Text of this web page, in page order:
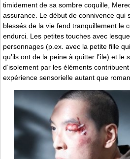
timidement de sa sombre coquille,
assurance. Le début de connivence qui
blessés de la vie fend tranquillement le
endurci. Les petites touches avec
personnages (p.ex. avec la petite fille
qu’ils ont de la peine à quitter l’île) et le
d’isolement par les éléments
expérience sensorielle autant que